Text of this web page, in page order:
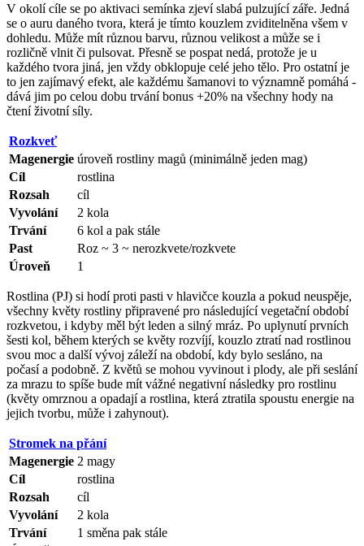
V okolí cíle se po aktivaci semínka zjeví slabá pulzující záře. Jedná
se o auru daného tvora, která je tímto kouzlem zviditelněna všem v
dohledu. Může mít různou barvu, různou velikost a může se i
rozličně vlnit či pulsovat. Přesně se pospat nedá, protože je u
každého tvora jiná, jen vždy obklopuje celé jeho tělo. Pro ostatní je
to jen zajímavý efekt, ale každému šamanovi to významně pomáhá -
dává jim po celou dobu trvání bonus +20% na všechny hody na
čtení životní síly.
Rozkveť
Magenergie úroveň rostliny magů (minimálně jeden mag)
Cíl
rostlina
Rozsah
cíl
Vyvolání
2 kola
Trvání
6 kol a pak stále
Past
Roz ~ 3 ~ nerozkvete/rozkvete
Úroveň
1
Rostlina (PJ) si hodí proti pasti v hlavičce kouzla a pokud neuspěje,
všechny květy rostliny připravené pro následující vegetační období
rozkvetou, i kdyby měl být leden a silný mráz. Po uplynutí prvních
šesti kol, během kterých se květy rozvíjí, kouzlo ztratí nad rostlinou
svou moc a další vývoj záleží na období, kdy bylo sesláno, na
počasí a podobně. Z květů se mohou vyvinout i plody, ale při seslání
za mrazu to spíše bude mít vážné negativní následky pro rostlinu
(květy omrznou a opadají a rostlina, která ztratila spoustu energie na
jejich tvorbu, může i zahynout).
Stromek na přání
Magenergie 2 magy
Cíl
rostlina
Rozsah
cíl
Vyvolání
2 kola
Trvání
1 směna pak stále